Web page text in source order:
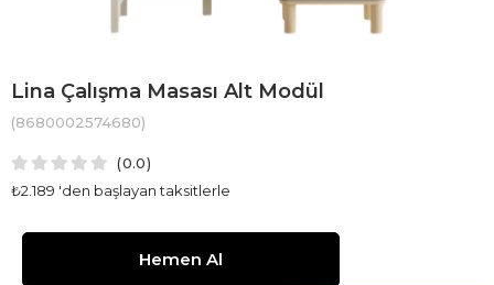
Lina Çalışma Masası Alt Modül
(8680002574680)
0.0
₺2.189 'den başlayan taksitlerle